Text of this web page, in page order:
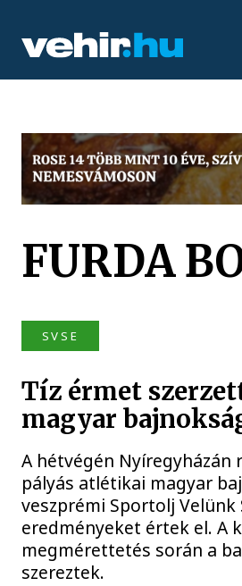
FURDA
SVSE
Tíz érmet
magyar
A hétvégén
pályás atlétikai magyar
veszprémi Sportolj
eredményeket értek el. A
megmérettetés során a
szereztek.